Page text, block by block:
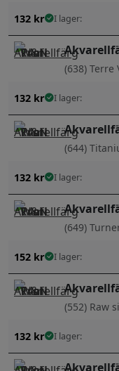
132 kr I lager:
(638) Terre
132 kr I lager:
(644)
132 kr I lager:
(649)
152 kr I lager:
(552) Raw
132 kr I lager: